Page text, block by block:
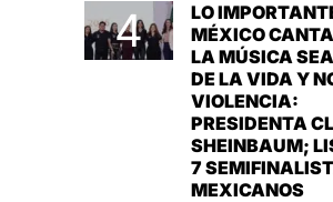
LO
MÉXICO
LA MÚSICA
DE LA VIDA Y
VIOLENCIA:
PRESIDENTA
SHEINBAUM;
7
MEXICANOS